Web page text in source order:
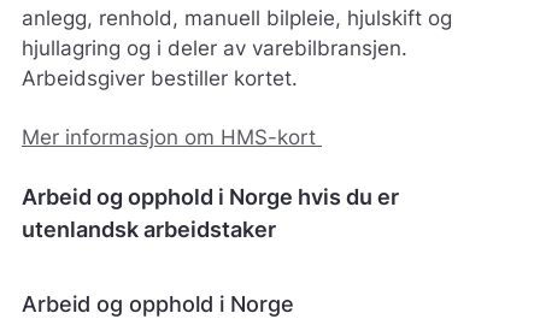
anlegg, renhold, manuell bilpleie, hjulskift og
hjullagring og i deler av varebilbransjen.
Arbeidsgiver bestiller kortet.
Mer informasjon om HMS-kort
Arbeid og opphold i Norge hvis du er
utenlandsk arbeidstaker
Arbeid og opphold i Norge